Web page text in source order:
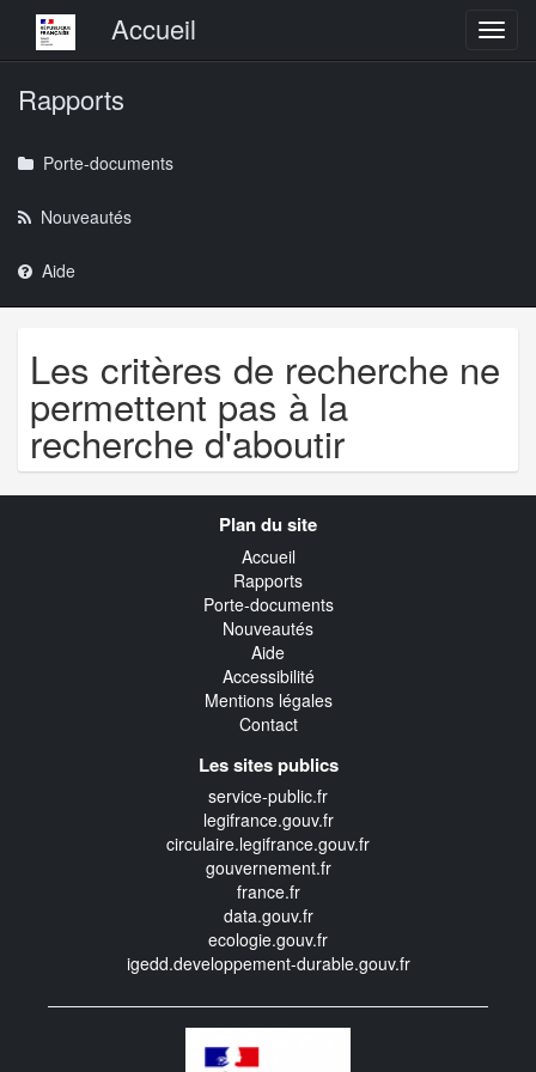
Menu principalAccueil
Rapports
Porte-documents
Nouveautés
Aide
Les critères de recherche ne
permettent pas à la
recherche d'aboutir
Plan du site
Accueil
Rapports
Porte-documents
Nouveautés
Aide
Accessibilité
Mentions légales
Contact
Les sites publics
service-public.fr
legifrance.gouv.fr
circulaire.legifrance.gouv.fr
gouvernement.fr
france.fr
data.gouv.fr
ecologie.gouv.fr
igedd.developpement-durable.gouv.fr